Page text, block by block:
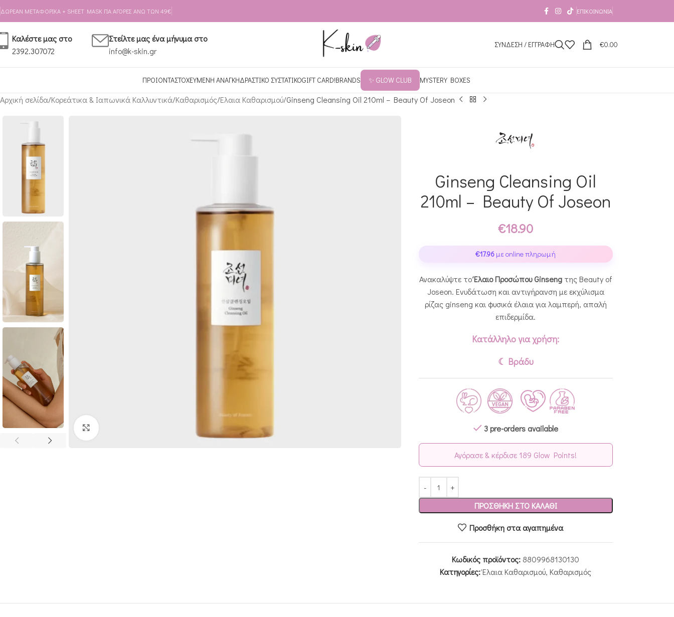
Skip to navigation
Skip to main content
ΔΩΡΕΑΝ ΜΕΤΑΦΟΡΙΚΑ + SHEET MASK ΓΙΑ ΑΓΟΡΕΣ ΑΝΩ ΤΩΝ 49€ ΕΠΙΚΟΙΝΩΝΊΑ
Καλέστε μας στο
2392.307072
Στείλτε μας ένα μήνυμα στο
info@k-skin.gr
ΣΥΝΔΕΣΗ / ΕΓΓΡΑΦΗ €0.00
ΠΡΟΙΟΝΤΑΣΤΟΧΕΥΜΕΝΗ ΑΝΑΓΚΗΔΡΑΣΤΙΚΟ ΣΥΣΤΑΤΙΚΟGIFT CARD!BRANDS ✨ GLOW CLUB MYSTERY BOXES
Αρχική σελίδα Κορεάτικα & Ιαπωνικά Καλλυντικά Καθαρισμός Έλαια Καθαρισμού Ginseng Cleansing Oil 210ml – Beauty Of Joseon
Ginseng Cleansing Oil
210ml – Beauty Of Joseon
€18.90
€17.96 με online πληρωμή
Ανακαλύψτε τοΈλαιο Προσώπου Ginsengτης Beauty of
Joseon. Ενυδάτωση και αντιγήρανση με εκχύλισμα
ρίζας ginseng και φυσικά έλαια για λαμπερή, απαλή
επιδερμίδα.
Κατάλληλο για χρήση:
☾ Βράδυ
3 pre-orders available
Αγόρασε & κέρδισε 189 Glow Points!
ΠΡΟΣΘΉΚΗ ΣΤΟ ΚΑΛΆΘΙ
Προσθήκη στα αγαπημένα
Κωδικός προϊόντος: 8809968130130
Κατηγορίες: Έλαια Καθαρισμού, Καθαρισμός